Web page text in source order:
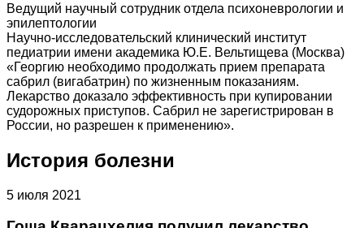
Ведущий научный сотрудник отдела психоневрологии и
эпилептологии
Научно-исследовательский клинический институт
педиатрии имени академика Ю.Е. Вельтищева (Москва)
«Георгию необходимо продолжать прием препарата
сабрил (вигабатрин) по жизненным показаниям.
Лекарство доказало эффективность при купировании
судорожных приступов. Сабрил не зарегистрирован в
России, но разрешен к применению».
История болезни
5 июля 2021